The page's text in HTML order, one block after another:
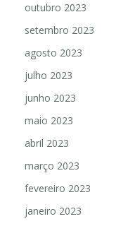
outubro 2023
setembro 2023
agosto 2023
julho 2023
junho 2023
maio 2023
abril 2023
março 2023
fevereiro 2023
janeiro 2023